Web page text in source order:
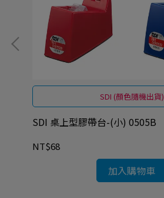
SDI (顏色隨機出貨)
SDI 桌上型膠帶台-(小) 0505B
NT$68
加入購物車